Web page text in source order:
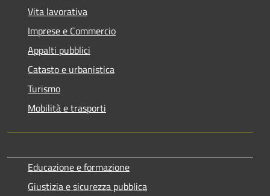
Vita lavorativa
Imprese e Commercio
Appalti pubblici
Catasto e urbanistica
Turismo
Mobilità e trasporti
Educazione e formazione
Giustizia e sicurezza pubblica